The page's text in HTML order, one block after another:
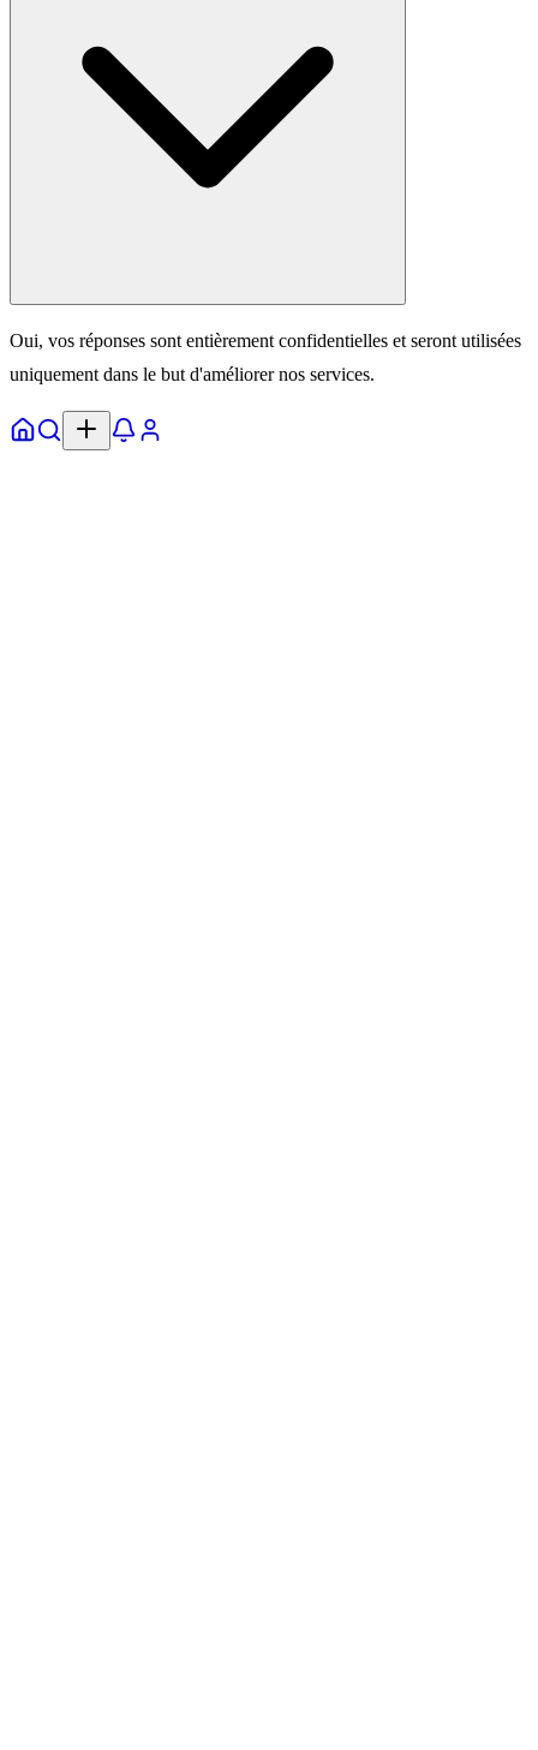
Oui, vos réponses sont entièrement confidentielles et seront utilisées
uniquement dans le but d'améliorer nos services.
AccueilExplorer Notifs